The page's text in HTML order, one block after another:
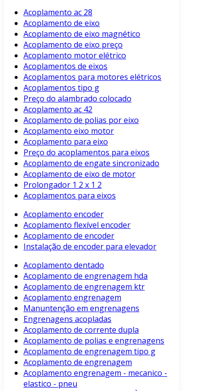
Acoplamento ac 28
Acoplamento de eixo
Acoplamento de eixo magnético
Acoplamento de eixo preço
Acoplamento motor elétrico
Acoplamentos de eixos
Acoplamentos para motores elétricos
Acoplamentos tipo g
Preço do alambrado colocado
Acoplamento ac 42
Acoplamento de polias por eixo
Acoplamento eixo motor
Acoplamento para eixo
Preço do acoplamentos para eixos
Acoplamento de engate sincronizado
Acoplamento de eixo de motor
Prolongador 1 2 x 1 2
Acoplamentos para eixos
Acoplamento encoder
Acoplamento flexível encoder
Acoplamento de encoder
Instalação de encoder para elevador
Acoplamento dentado
Acoplamento de engrenagem hda
Acoplamento de engrenagem ktr
Acoplamento engrenagem
Manuntenção em engrenagens
Engrenagens acopladas
Acoplamento de corrente dupla
Acoplamento de polias e engrenagens
Acoplamento de engrenagem tipo g
Acoplamento de engrenagem
Acoplamento engrenagem - mecanico -
elastico - pneu